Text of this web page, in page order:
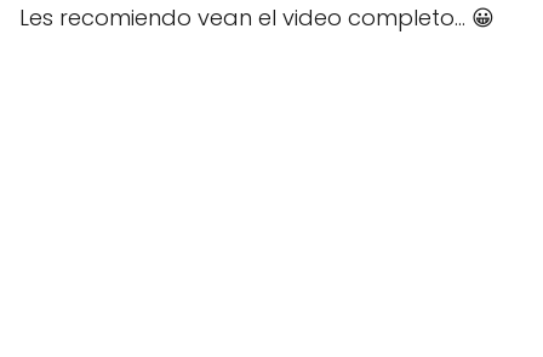
Les recomiendo vean el video completo... 😀